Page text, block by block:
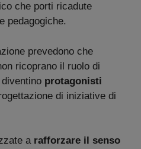
che porti ricadute
pedagogiche.
prevedono che
ricoprano il ruolo di
protagonisti
di iniziative di
a rafforzare il senso